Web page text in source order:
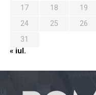
17
18 19
24
25 26
31
« iul.